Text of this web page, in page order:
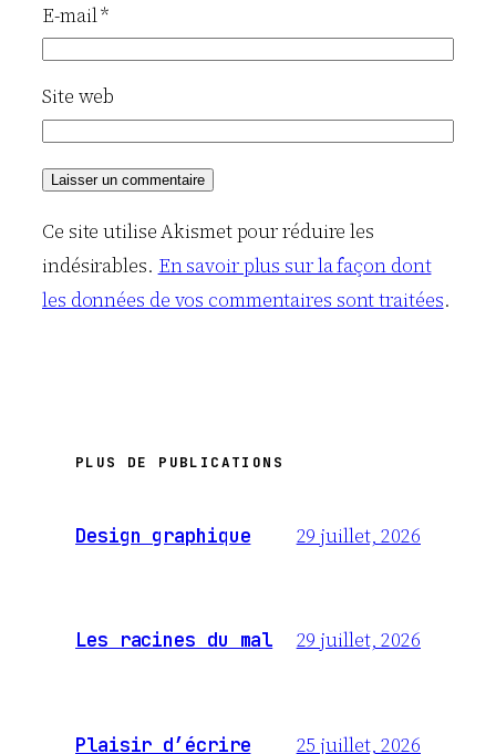
E-mail*
Site web
Ce site utilise Akismet pour réduire les
indésirables. En savoir plus sur la façon dont
les données de vos commentaires sont traitées.
PLUS DE PUBLICATIONS
Design graphique 29 juillet, 2026
Les racines du mal 29 juillet, 2026
Plaisir d’écrire 25 juillet, 2026